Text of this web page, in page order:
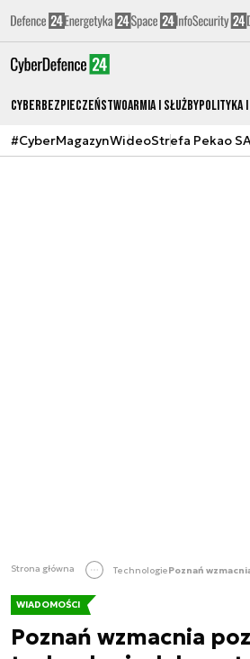
CyberbezpieczeństwoArmia i SłużbyPolityka
#CyberMagazynWideoStrefa Pekao
Strona główna Technologie
WIADOMOŚCI
Poznań wzmacnia